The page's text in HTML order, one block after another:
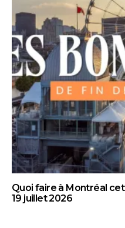
Quoi faire à Montréal
19 juillet 2026